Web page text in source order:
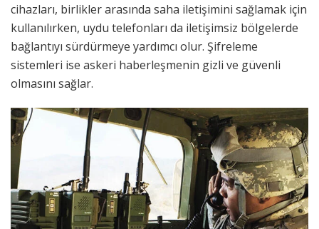
cihazları, birlikler arasında saha iletişimini sağlamak için
kullanılırken, uydu telefonları da iletişimsiz bölgelerde
bağlantıyı sürdürmeye yardımcı olur. Şifreleme
sistemleri ise askeri haberleşmenin gizli ve güvenli
olmasını sağlar.